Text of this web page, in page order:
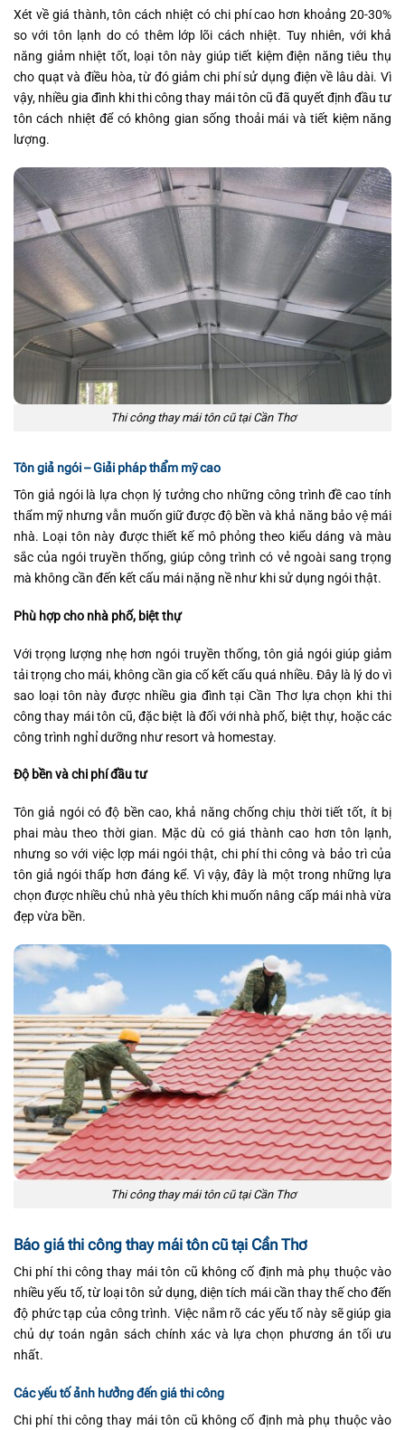
Xét về giá thành, tôn cách nhiệt có chi phí cao hơn khoảng 20-30%
so với tôn lạnh do có thêm lớp lõi cách nhiệt. Tuy nhiên, với khả
năng giảm nhiệt tốt, loại tôn này giúp tiết kiệm điện năng tiêu thụ
cho quạt và điều hòa, từ đó giảm chi phí sử dụng điện về lâu dài. Vì
vậy, nhiều gia đình khi thi công thay mái tôn cũ đã quyết định đầu tư
tôn cách nhiệt để có không gian sống thoải mái và tiết kiệm năng
lượng.
Thi công thay mái tôn cũ tại Cần Thơ
Tôn giả ngói – Giải pháp thẩm mỹ cao
Tôn giả ngói là lựa chọn lý tưởng cho những công trình đề cao tính
thẩm mỹ nhưng vẫn muốn giữ được độ bền và khả năng bảo vệ mái
nhà. Loại tôn này được thiết kế mô phỏng theo kiểu dáng và màu
sắc của ngói truyền thống, giúp công trình có vẻ ngoài sang trọng
mà không cần đến kết cấu mái nặng nề như khi sử dụng ngói thật.
Phù hợp cho nhà phố, biệt thự
Với trọng lượng nhẹ hơn ngói truyền thống, tôn giả ngói giúp giảm
tải trọng cho mái, không cần gia cố kết cấu quá nhiều. Đây là lý do vì
sao loại tôn này được nhiều gia đình tại Cần Thơ lựa chọn khi thi
công thay mái tôn cũ, đặc biệt là đối với nhà phố, biệt thự, hoặc các
công trình nghỉ dưỡng như resort và homestay.
Độ bền và chi phí đầu tư
Tôn giả ngói có độ bền cao, khả năng chống chịu thời tiết tốt, ít bị
phai màu theo thời gian. Mặc dù có giá thành cao hơn tôn lạnh,
nhưng so với việc lợp mái ngói thật, chi phí thi công và bảo trì của
tôn giả ngói thấp hơn đáng kể. Vì vậy, đây là một trong những lựa
chọn được nhiều chủ nhà yêu thích khi muốn nâng cấp mái nhà vừa
đẹp vừa bền.
Thi công thay mái tôn cũ tại Cần Thơ
Báo giá thi công thay mái tôn cũ tại Cần Thơ
Chi phí thi công thay mái tôn cũ không cố định mà phụ thuộc vào
nhiều yếu tố, từ loại tôn sử dụng, diện tích mái cần thay thế cho đến
độ phức tạp của công trình. Việc nắm rõ các yếu tố này sẽ giúp gia
chủ dự toán ngân sách chính xác và lựa chọn phương án tối ưu
nhất.
Các yếu tố ảnh hưởng đến giá thi công
Chi phí thi công thay mái tôn cũ không cố định mà phụ thuộc vào